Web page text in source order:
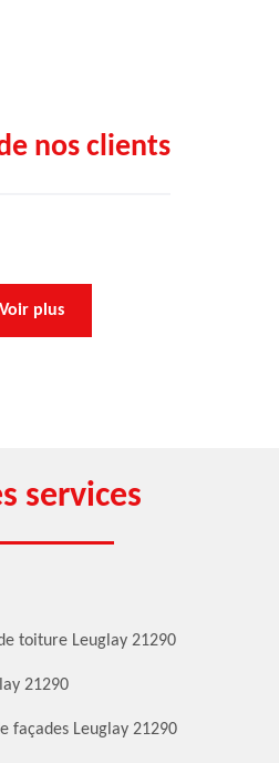
nos clients
Voir plus
services
toiture Leuglay 21290
21290
façades Leuglay 21290